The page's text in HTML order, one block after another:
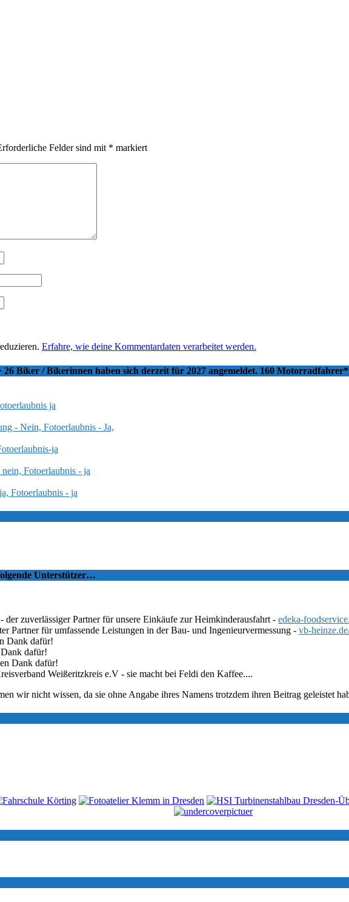
Felder sind mit * markiert
Erfahre, wie deine Kommentardaten verarbeitet werden.
Biker / Bikerinnen haben sich derzeit für 2027 angemeldet. 160
ja
- Nein, Fotoerlaubnis - Ja,
ja
Fotoerlaubnis - ja
Fotoerlaubnis - ja
Unterstützer…
- der zuverlässiger Partner für unsere Einkäufe zur Heimkinderausfahrt - edeka-
Partner für umfassende Leistungen in der Bau- und Ingenieurvermessung - vb-
Dank dafür!
dafür!
Dank dafür!
Weißeritzkreis e.V - sie macht bei Feldi den Kaffee....
wir nicht wissen, da sie ohne Angabe ihres Namens trotzdem ihren Beitrag geleistet